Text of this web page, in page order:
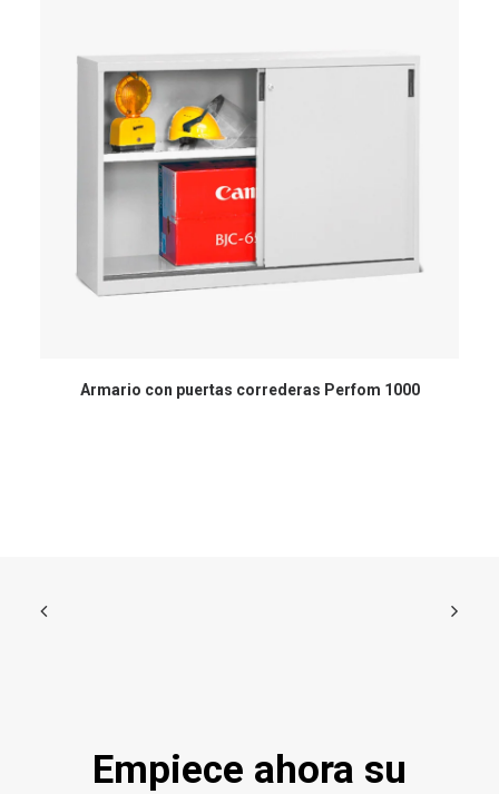
Armario con puertas correderas Perfom 1000
Empiece ahora su